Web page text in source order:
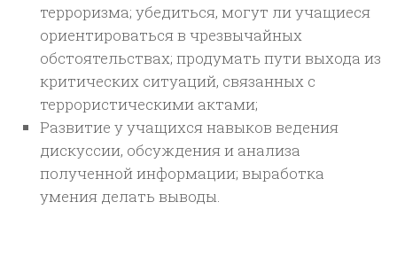
терроризма; убедиться, могут ли учащиеся
ориентироваться в чрезвычайных
обстоятельствах; продумать пути выхода из
критических ситуаций, связанных с
террористическими актами;
Развитие у учащихся навыков ведения
дискуссии, обсуждения и анализа
полученной информации; выработка
умения делать выводы.